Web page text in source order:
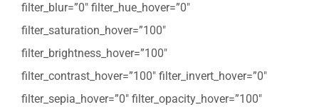
filter_blur=”0″ filter_hue_hover=”0″
filter_saturation_hover=”100″
filter_brightness_hover=”100″
filter_contrast_hover=”100″ filter_invert_hover=”0″
filter_sepia_hover=”0″ filter_opacity_hover=”100″